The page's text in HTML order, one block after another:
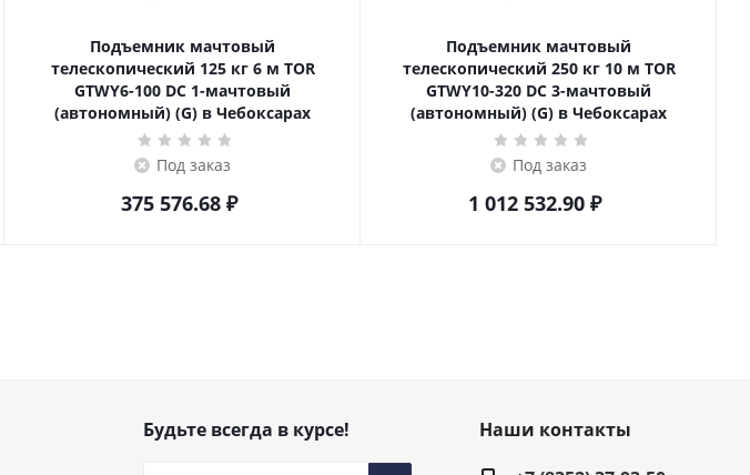
Подъемник мачтовый
телескопический 125 кг 6 м TOR
GTWY6-100 DC 1-мачтовый
(автономный) (G) в Чебоксарах
Под заказ
375 576.68₽
Подъемник мачтовый
телескопический 250 кг 10 м TOR
GTWY10-320 DC 3-мачтовый
(автономный) (G) в Чебоксарах
Под заказ
1 012 532.90 ₽
Будьте всегда в курсе!
Наши контакты